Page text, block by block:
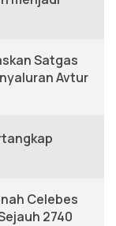
Satgas
Avtur
Celebes
2740